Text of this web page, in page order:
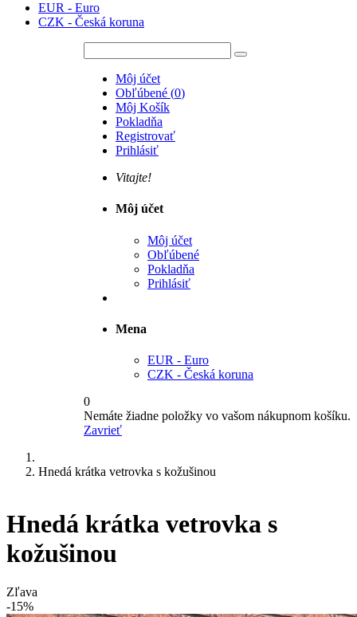
EUR - Euro
CZK - Česká koruna
Môj účet
Obľúbené (0)
Môj Košík
Pokladňa
Registrovať
Prihlásiť
Vitajte!
Môj účet
Môj účet
Obľúbené
Pokladňa
Prihlásiť
Mena
EUR - Euro
CZK - Česká koruna
0
Nemáte žiadne položky vo vašom nákupnom košíku.
Zavrieť
Hnedá krátka vetrovka s kožušinou
Hnedá krátka vetrovka s
kožušinou
Zľava
-15%